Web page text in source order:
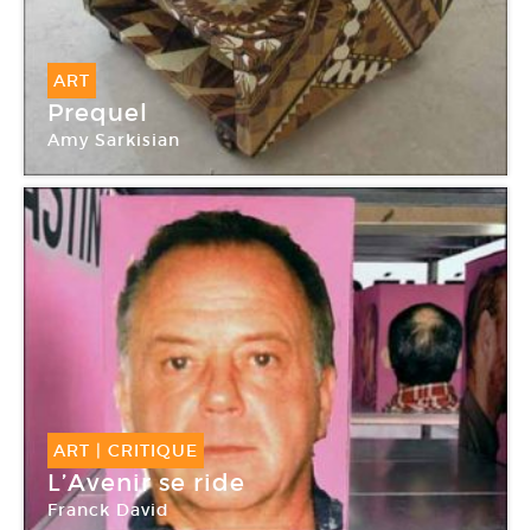
ART
Prequel
Amy Sarkisian
ART | CRITIQUE
L’Avenir se ride
Franck David